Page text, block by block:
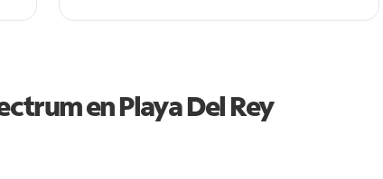
enPlaya Del Rey